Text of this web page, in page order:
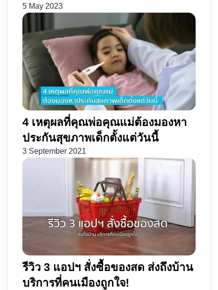
5 May 2023
4 เหตุผลที่คุณพ่อคุณแม่ต้องมองหา
ประกันสุขภาพเด็กตั้งแต่วันนี้
3 September 2021
รีวิว 3 แอปฯ สั่งซื้อของสด ส่งถึงบ้าน
บริการที่คนเมืองถูกใจ!